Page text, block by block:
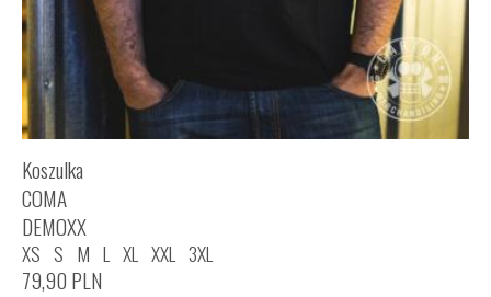
Koszulka
COMA
DEMOXX
XS S M L XL XXL 3XL
79,90 PLN